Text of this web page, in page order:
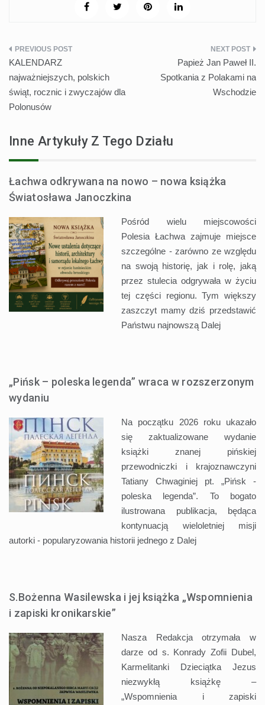
Nawigacja
wpisu
KALENDARZ
najważniejszych, polskich
świąt, rocznic i zwyczajów dla
Polonusów
Papież Jan Paweł II.
Spotkania z Polakami na
Wschodzie
Inne Artykuły Z Tego Działu
Łachwa odkrywana na nowo – nowa książka
Światosława Janoczkina
Pośród wielu miejscowości
Polesia Łachwa zajmuje miejsce
szczególne - zarówno ze względu
na swoją historię, jak i rolę, jaką
przez stulecia odgrywała w życiu
tej części regionu. Tym większy
zaszczyt mamy dziś przedstawić
Państwu najnowszą Dalej
„Pińsk – poleska legenda” wraca w rozszerzonym
wydaniu
Na początku 2026 roku ukazało
się zaktualizowane wydanie
książki znanej pińskiej
przewodniczki i krajoznawczyni
Tatiany Chwaginiej pt. „Pińsk -
poleska legenda”. To bogato
ilustrowana publikacja, będąca
kontynuacją wieloletniej misji
autorki - popularyzowania historii jednego z Dalej
S.Bożenna Wasilewska i jej książka „Wspomnienia
i zapiski kronikarskie”
Nasza Redakcja otrzymała w
darze od s. Konrady Zofii Dubel,
Karmelitanki Dzieciątka Jezus
niezwykłą książkę –
„Wspomnienia i zapiski